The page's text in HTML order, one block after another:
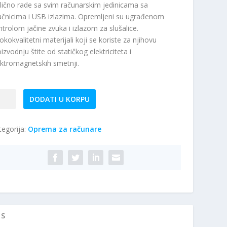
rade sa svim računarskim jedinicama sa
i USB izlazima. Opremljeni su ugrađenom
jačine zvuka i izlazom za slušalice.
materijali koji se koriste za njihovu
štite od statičkog elektriciteta i
smetnji.
DODATI U KORPU
Oprema za računare